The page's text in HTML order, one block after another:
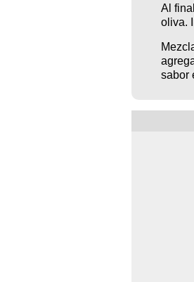
Al
oliva.
sabor